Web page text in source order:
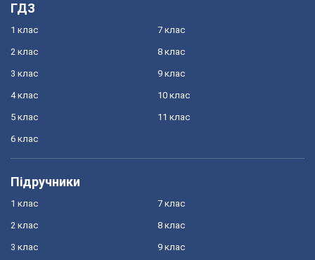
ГДЗ
1 клас
2 клас
3 клас
4 клас
5 клас
6 клас
7 клас
8 клас
9 клас
10 клас
11 клас
Підручники
1 клас
2 клас
3 клас
7 клас
8 клас
9 клас